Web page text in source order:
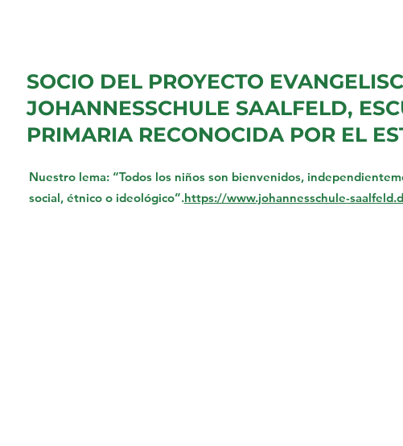
SOCIO DEL PROYECTO
JOHANNESSCHULE SAALFELD,
PRIMARIA RECONOCIDA POR EL
Nuestro lema: “Todos los niños son bienvenidos,
social, étnico o ideológico”.https://www.johannesschule-